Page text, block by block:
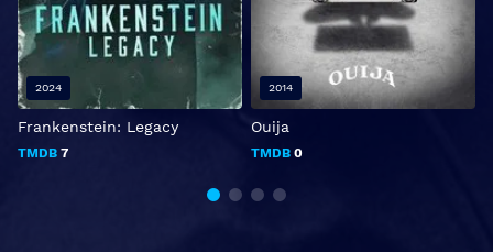
Frankenstein: Legacy
TMDB 7
2024
Ouija
TMDB 0
2014